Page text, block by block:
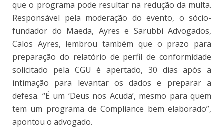
que o programa pode resultar na redução da multa.
Responsável pela moderação do evento, o sócio-
fundador do Maeda, Ayres e Sarubbi Advogados,
Calos Ayres, lembrou também que o prazo para
preparação do relatório de perfil de conformidade
solicitado pela CGU é apertado, 30 dias após a
intimação para levantar os dados e preparar a
defesa. “É um ‘Deus nos Acuda’, mesmo para quem
tem um programa de Compliance bem elaborado”,
apontou o advogado.